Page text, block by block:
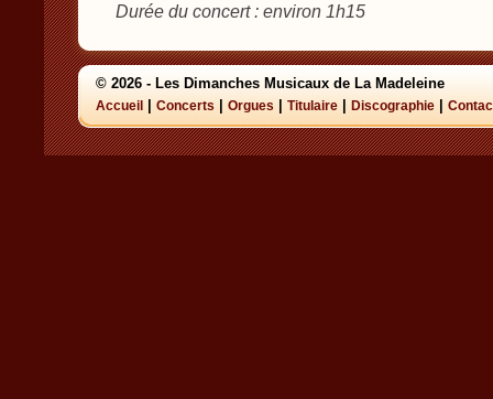
Durée du concert : environ 1h15
© 2026 - Les Dimanches Musicaux de La Madeleine
Accueil Concerts Orgues Titulaire Discographie